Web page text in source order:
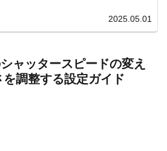
2025.05.01
ャッタースピードの変え
調整する設定ガイド